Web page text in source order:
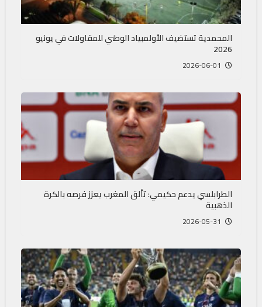
المحمدية تستضيف الأولمبياد الوطني للمقاولات في يونيو
2026
الطرابلسي يدعم حكيمي: تألق المغرب يعزز فرصه بالكرة
الذهبية